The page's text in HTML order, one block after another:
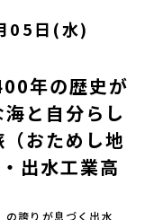
お申し込み時に記入い
ル」をお送りいたし
認フォーム」に３日
って参加確定とさせ
でにご回答いただけな
ます。当選取り消しが
いただきます。登録
の地域みらい留学公式
定をしていると、通
場合は、
よう設定をお願いいた
答えしておりません
元の高校生、町の大人
森を散策するフィー
んなで振り返り対話
ログラム終了-新千歳
状況や参加人数によっ
参加概要【開催場所】
】7月18日(土)～7月20
18：30～20：00に
する予定です。必ず参
日(土) 12：00 新千歳
で手配ください。【解
歳空港※16：00以降
対象】中学2年生、中
かい、未知の領域へ
自然の中で一攫千金
で広大な大地を切り
々が集まる他の町に
フロンティアスピリッ
指す」という新たな夢
ー」の実現を目指し、
道スペースポート」の
の精神は、民間企業に
実を結び、世界有数
国からも大きな注目
から未来へ繋がるフロ
05日(水)
年の歴史が
と自分らし
おためし地
出水工業高
の誇りが息づく出水